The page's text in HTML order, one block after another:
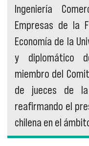
Ingeniería
Empresas de la
Economía de la
y diplomático
miembro del
de jueces de la
reafirmando el
chilena en el